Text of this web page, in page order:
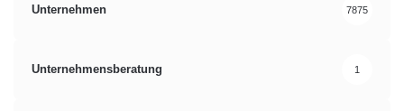
Unternehmen 7875
Unternehmensberatung 1